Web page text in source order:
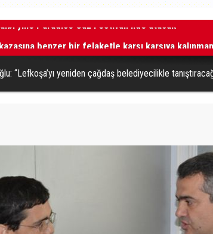
kazasına benzer bir felaketle karşı karşıya
“Lefkoşa’yı yeniden çağdaş belediyecilikle